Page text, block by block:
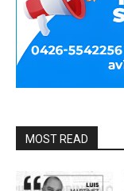
MOST READ